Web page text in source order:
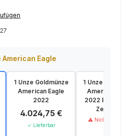
American Eagle
1 Unze Goldmünze
American Eagle
2022
4.024,75 €
✓ Lieferbar
1 Unze
American
2022 PP (W,
Zertifikat)
⚠ Nicht